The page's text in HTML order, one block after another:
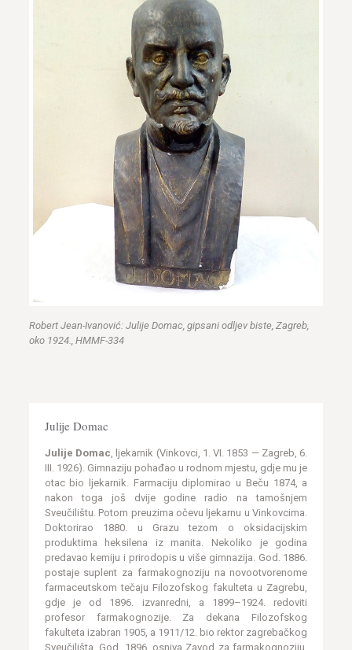
Robert Jean-Ivanović: Julije Domac, gipsani odljev biste, Zagreb,
oko 1924., HMMF-334
Julije Domac
Julije Domac , ljekarnik (Vinkovci, 1. VI. 1853 — Zagreb, 6.
III. 1926). Gimnaziju pohađao u rodnom mjestu, gdje mu je
otac bio ljekarnik. Farmaciju diplomirao u Beču 1874, a
nakon toga još dvije godine radio na tamošnjem
Sveučilištu. Potom preuzima očevu ljekarnu u Vinkovcima.
Doktorirao 1880. u Grazu tezom o oksidacijskim
produktima heksilena iz manita. Nekoliko je godina
predavao kemiju i prirodopis u više gimnazija. God. 1886.
postaje suplent za farmakognoziju na novootvorenome
farmaceutskom tečaju Filozofskog fakulteta u Zagrebu,
gdje je od 1896. izvanredni, a 1899–1924. redoviti
profesor farmakognozije. Za dekana Filozofskog
fakulteta izabran 1905, a 1911/12. bio rektor zagrebačkog
Sveučilišta. God. 1896. osniva Zavod za farmakognoziju,